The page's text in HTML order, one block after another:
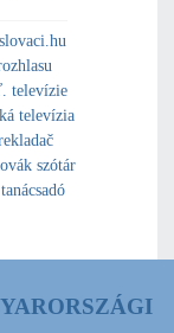
televízie
televízia
szótár